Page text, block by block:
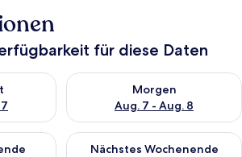
für diese Daten
für heute Nacht, Aug. 6 - Aug. 7.
Morgen
Aug. 7 - Aug. 8
Überprüfe die Verfügbarkeit
für dieses Wochenende, Aug. 7
Nächstes Wochenende
Überprüfe die Verfügbarkeit